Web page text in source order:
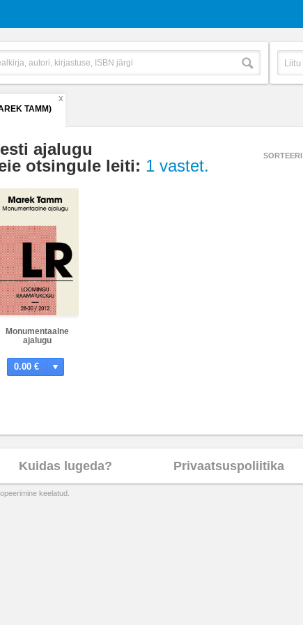
TAMM)
X
ajalugu
otsingule leiti: 1 vastet.
Monumentaalne
ajalugu
0.00 €
Kuidas lugeda? Privaatsuspoliitika
keelatud.